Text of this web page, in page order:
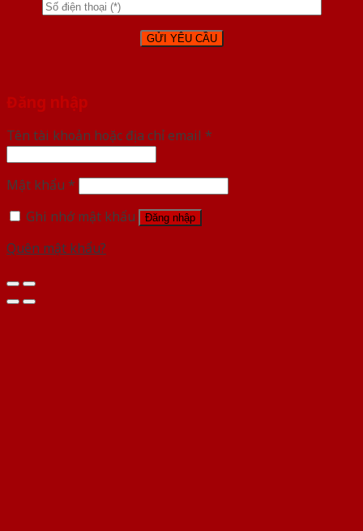
Đăng nhập
Tên tài khoản hoặc địa chỉ email *
Mật khẩu *
Ghi nhớ mật khẩu
Đăng nhập
Quên mật khẩu?